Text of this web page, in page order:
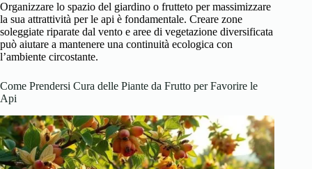
Organizzare lo spazio del giardino o frutteto per massimizzare
la sua attrattività per le api è fondamentale. Creare zone
soleggiate riparate dal vento e aree di vegetazione diversificata
può aiutare a mantenere una continuità ecologica con
l’ambiente circostante.
Come Prendersi Cura delle Piante da Frutto per Favorire le
Api